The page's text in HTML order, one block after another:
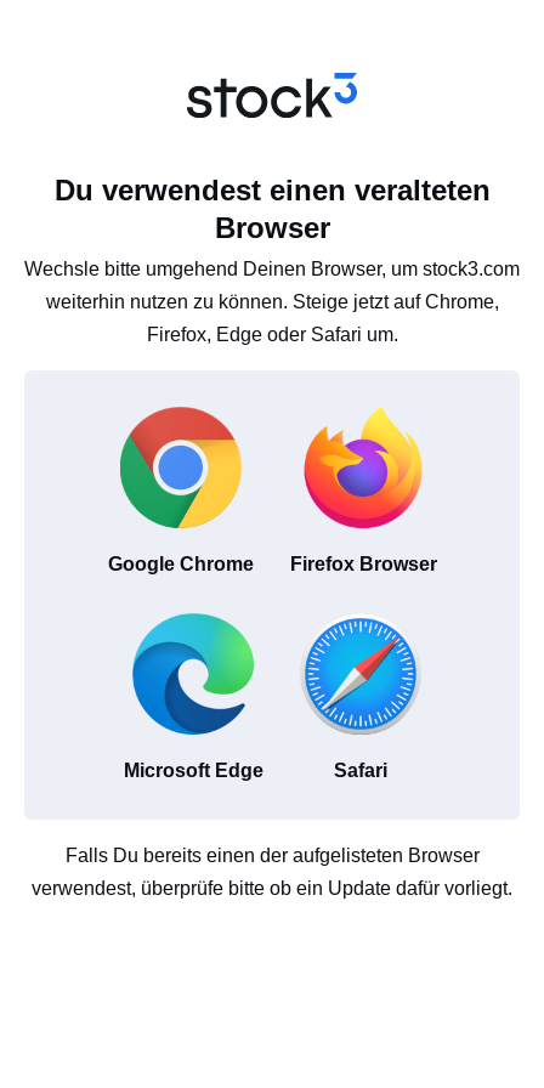
Du verwendest einen veralteten
Browser
Wechsle bitte umgehend Deinen Browser, um stock3.com
weiterhin nutzen zu können. Steige jetzt auf Chrome,
Firefox, Edge oder Safari um.
Google Chrome Firefox Browser
Microsoft Edge Safari
Falls Du bereits einen der aufgelisteten Browser
verwendest, überprüfe bitte ob ein Update dafür vorliegt.